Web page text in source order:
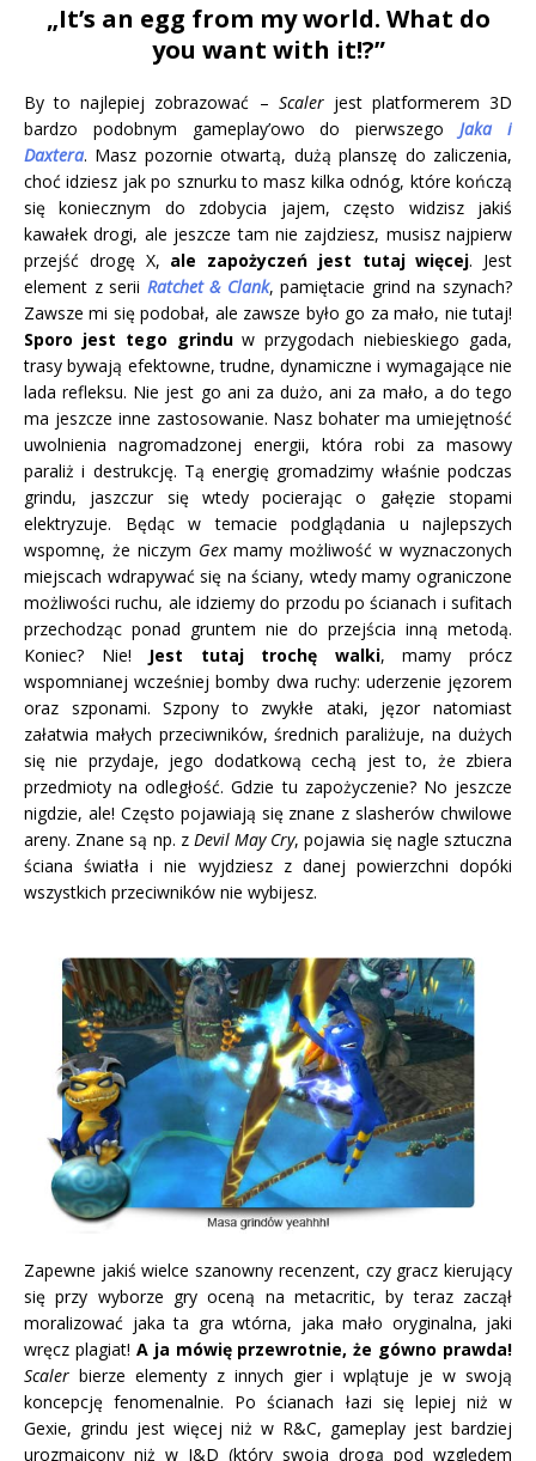
„It’s an egg from my world. What do
you want with it!?”
By to najlepiej zobrazować – Scalerjest platformerem 3D
bardzo podobnym gameplay’owo do pierwszegoJaka i
Daxtera. Masz pozornie otwartą, dużą planszę do zaliczenia,
choć idziesz jak po sznurku to masz kilka odnóg, które kończą
się koniecznym do zdobycia jajem, często widzisz jakiś
kawałek drogi, ale jeszcze tam nie zajdziesz, musisz najpierw
przejść drogę X, ale zapożyczeń jest tutaj więcej. Jest
element z serii Ratchet & Clank, pamiętacie grind na szynach?
Zawsze mi się podobał, ale zawsze było go za mało, nie tutaj!
Sporo jest tego grinduw przygodach niebieskiego gada,
trasy bywają efektowne, trudne, dynamiczne i wymagające nie
lada refleksu. Nie jest go ani za dużo, ani za mało, a do tego
ma jeszcze inne zastosowanie. Nasz bohater ma umiejętność
uwolnienia nagromadzonej energii, która robi za masowy
paraliż i destrukcję. Tą energię gromadzimy właśnie podczas
grindu, jaszczur się wtedy pocierając o gałęzie stopami
elektryzuje. Będąc w temacie podglądania u najlepszych
wspomnę, że niczym Gexmamy możliwość w wyznaczonych
miejscach wdrapywać się na ściany, wtedy mamy ograniczone
możliwości ruchu, ale idziemy do przodu po ścianach i sufitach
przechodząc ponad gruntem nie do przejścia inną metodą.
Koniec? Nie! Jest tutaj trochę walki, mamy prócz
wspomnianej wcześniej bomby dwa ruchy: uderzenie jęzorem
oraz szponami. Szpony to zwykłe ataki, jęzor natomiast
załatwia małych przeciwników, średnich paraliżuje, na dużych
się nie przydaje, jego dodatkową cechą jest to, że zbiera
przedmioty na odległość. Gdzie tu zapożyczenie? No jeszcze
nigdzie, ale! Często pojawiają się znane z slasherów chwilowe
areny. Znane są np. z Devil May Cry, pojawia się nagle sztuczna
ściana światła i nie wyjdziesz z danej powierzchni dopóki
wszystkich przeciwników nie wybijesz.
Zapewne jakiś wielce szanowny recenzent, czy gracz kierujący
się przy wyborze gry oceną na metacritic, by teraz zaczął
moralizować jaka ta gra wtórna, jaka mało oryginalna, jaki
wręcz plagiat! A ja mówię przewrotnie, że gówno prawda!
Scaler bierze elementy z innych gier i wplątuje je w swoją
koncepcję fenomenalnie. Po ścianach łazi się lepiej niż w
Gexie, grindu jest więcej niż w R&C, gameplay jest bardziej
urozmaicony niż w J&D (który swoja drogą pod względem